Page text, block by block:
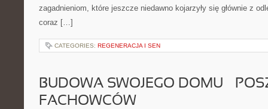
zagadnieniom, które jeszcze niedawno kojarzyły się głównie z
coraz […]
CATEGORIES: REGENERACJA I SEN
BUDOWA SWOJEGO DOMU –
FACHOWCÓW